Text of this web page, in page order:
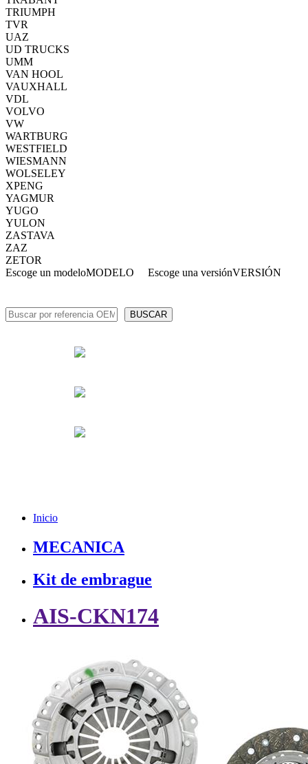
TRIUMPH
TVR
UAZ
UD TRUCKS
UMM
VAN HOOL
VAUXHALL
VDL
VOLVO
VW
WARTBURG
WESTFIELD
WIESMANN
WOLSELEY
XPENG
YAGMUR
YUGO
YULON
ZASTAVA
ZAZ
ZETOR
Escoge un modeloMODELO Escoge una versiónVERSIÓN
Inicio
MECANICA
Kit de embrague
AIS-CKN174